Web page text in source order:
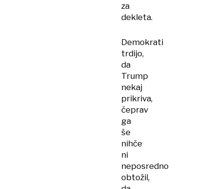
za
dekleta.
Demokrati
trdijo,
da
Trump
nekaj
prikriva,
čeprav
ga
še
nihče
ni
neposredno
obtožil,